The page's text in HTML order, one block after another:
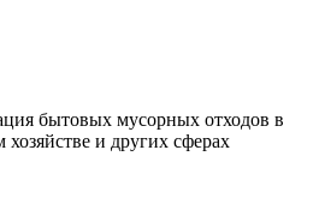
бытовых мусорных отходов в
и других сферах